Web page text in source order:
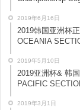
2019年6月16日
2019韩国亚洲杯
OCEANIA
2019年5月10日
2019亚洲杯& 韩
PACIFIC
2019年3月1日